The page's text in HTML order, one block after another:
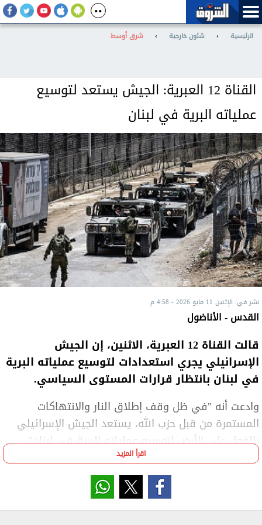
الرئيسية › شئون خارجية › شرق أوسط
القناة 12 العبرية: الجيش يستعد لتوسيع
عملياته البرية في لبنان
نشر في: الإثنين 11 مايو 2026 - 4:58 م
القدس - الأناضول
قالت القناة 12 العبرية، الاثنين، إن الجيش
الإسرائيلي يجري استعدادات لتوسيع عملياته البرية
في لبنان بانتظار قرارات المستوى السياسي.
وادعت أنه "في ظل وقف إطلاق النار والانتهاكات
المستمرة من قبل حزب الله، يستعد الجيش الإسرائيلي
بالفعل على الأرض لتوسيع عملياته البرية في لبنان".
وأضافت "أن الجيش الإسرائيلي يقوم بالتحضيرات لذلك
من أجل خلق إمكانية توسيع القتال، وفقا للقرار الذي
سيتخذ من قبل المستوى السياسي الإسرائيلي".
اقرأ المزيد